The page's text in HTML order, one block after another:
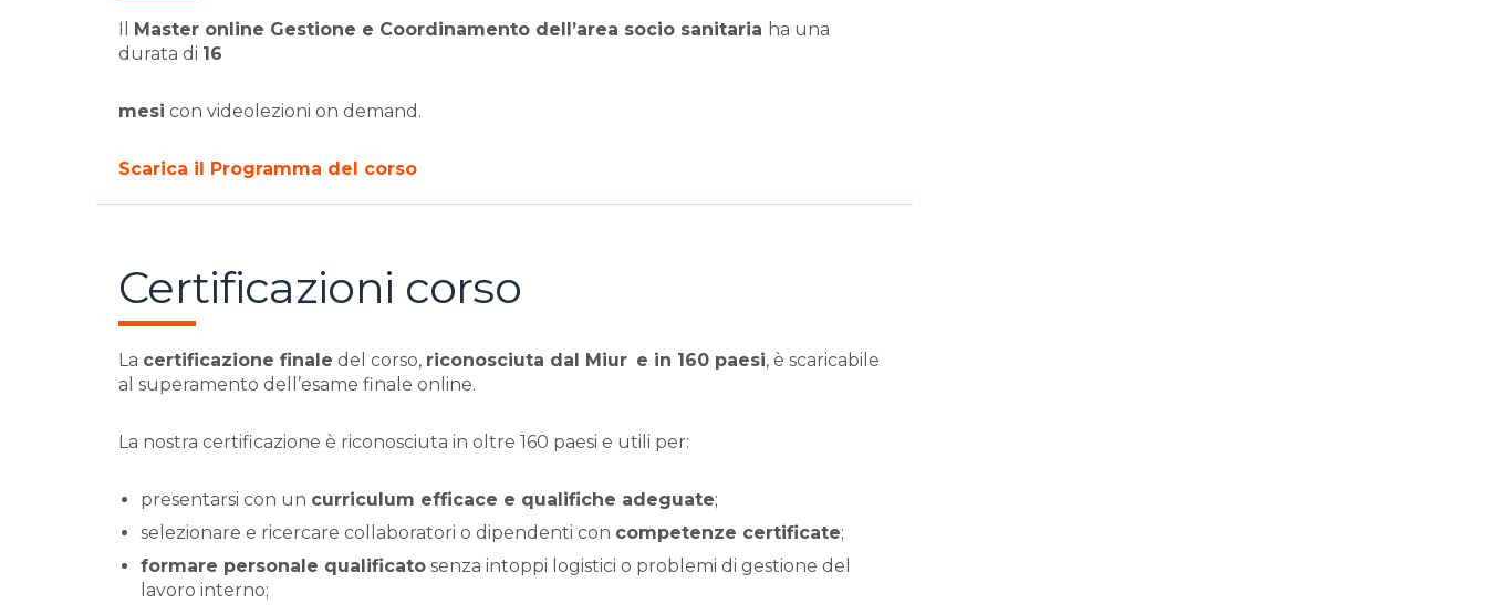
Il Master online Gestione e Coordinamento dell’area socio sanitaria ha una
durata di 16
mesi con videolezioni on demand.
Scarica il Programma del corso
Certificazioni corso
La certificazione finale del corso, riconosciuta dal Miur e in 160 paesi, è scaricabile
al superamento dell’esame finale online.
La nostra certificazione è riconosciuta in oltre 160 paesi e utili per:
presentarsi con un curriculum efficace e qualifiche adeguate;
selezionare e ricercare collaboratori o dipendenti con competenze certificate;
formare personale qualificato senza intoppi logistici o problemi di gestione del
lavoro interno;